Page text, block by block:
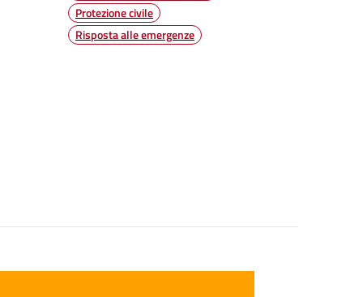
Protezione civile
Risposta alle emergenze